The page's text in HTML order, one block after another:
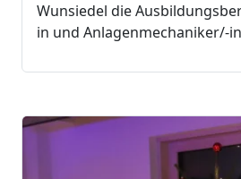
Wunsiedel die
in und Anlagenmechaniker/-in